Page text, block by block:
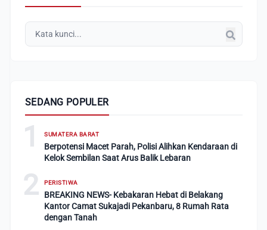
SEDANG POPULER
1 SUMATERA BARAT
Berpotensi Macet Parah, Polisi Alihkan Kendaraan di
Kelok Sembilan Saat Arus Balik Lebaran
2 PERISTIWA
BREAKING NEWS- Kebakaran Hebat di Belakang
Kantor Camat Sukajadi Pekanbaru, 8 Rumah Rata
dengan Tanah